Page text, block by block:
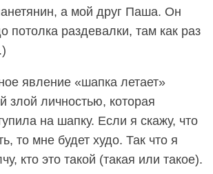
а мой друг Паша. Он
потолка раздевалки, там как раз
явление «шапка летает»
злой личностью, которая
на шапку. Если я скажу, что
то мне будет худо. Так что я
кто это такой (такая или такое).